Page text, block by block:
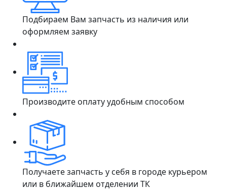
Подбираем Вам запчасть из наличия или
оформляем заявку
Производите оплату удобным способом
Получаете запчасть у себя в городе курьером
или в ближайшем отделении ТК